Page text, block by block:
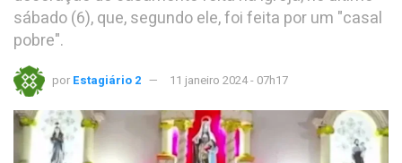
sábado (6), que, segundo ele, foi feita por um "casal
pobre".
por Estagiário 2 11 janeiro 2024 - 07h17